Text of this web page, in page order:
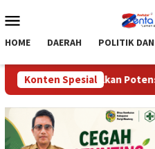
ke
Mobile
HOME DAERAH POLITIK
Konten Spesial
Optimalkan Potensi